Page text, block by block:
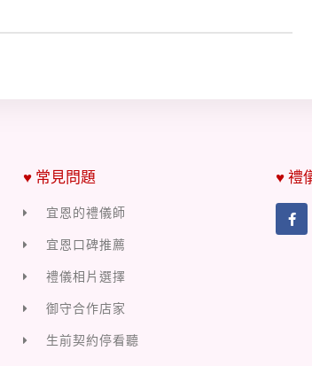
♥ 常見問題
宜恩的禮儀師
宜恩口碑推薦
禮儀相片選擇
御守合作店家
生前契約停看聽
♥ 禮